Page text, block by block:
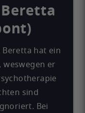
hat ein
weswegen er
sind
Bei